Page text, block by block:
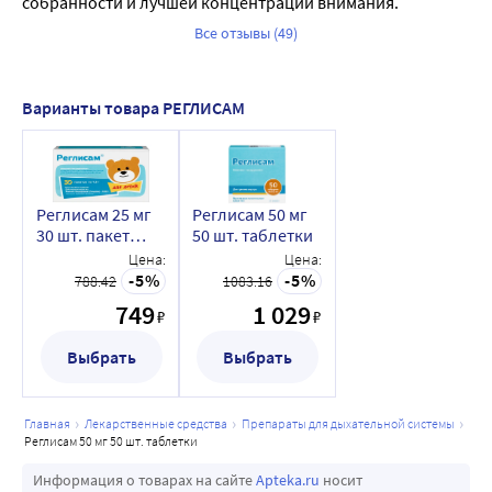
Все отзывы (49)
Варианты товара РЕГЛИСАМ
Реглисам 25 мг
30 шт. пакет
гранулы для
приготовления
раствора для
приема внутрь
Цена:
788.42
5
749₽
Выбрать
Реглисам 50 мг
50 шт. таблетки
Цена:
1083.16
5
1 029₽
Выбрать
главная лекарственные средства
препараты для дыхательной системы
реглисам 50 мг 50 шт. таблетки
Информация о товарах на сайтеApteka.ru носит